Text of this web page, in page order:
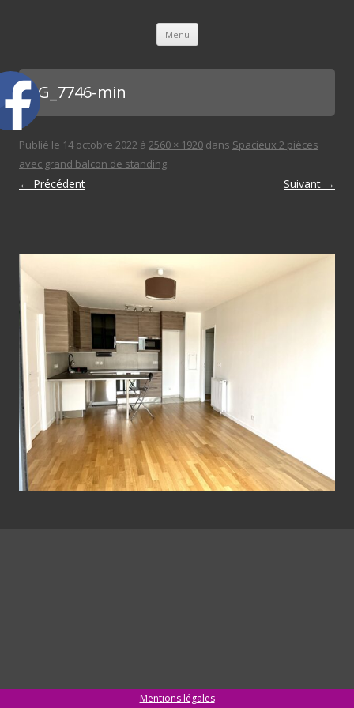
Menu Aller au contenu principal
IMG_7746-min
Publié le 14 octobre 2022 à 2560 × 1920 dans Spacieux 2 pièces
avec grand balcon de standing.
← Précédent Suivant →
Mentions légales